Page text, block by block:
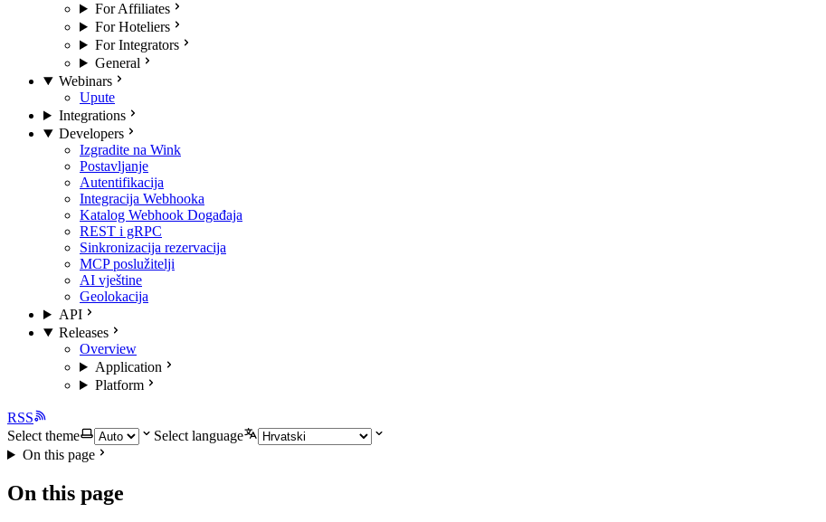
For Affiliates
For Hoteliers
For Integrators
General
Webinars
Upute
Integrations
Developers
Izgradite na Wink
Postavljanje
Autentifikacija
Integracija Webhooka
Katalog Webhook Događaja
REST i gRPC
Sinkronizacija rezervacija
MCP poslužitelji
AI vještine
Geolokacija
API
Releases
Overview
Application
Platform
RSS
Select theme
Select language
On this page
On this page